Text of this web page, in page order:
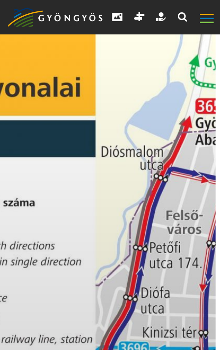
LÁTVÁNYOSSÁGOK
VÁROS
ÉRTÉKTÁRA
HASZNOS